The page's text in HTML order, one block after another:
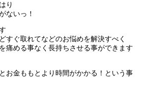
り
ないっ！
すぐ取れてなどのお悩めを解決すべく
痛める事なく長持ちさせる事ができます
お金ももとより時間がかかる！という事